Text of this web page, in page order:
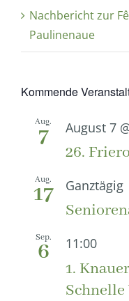
Nachbericht zur
Paulinenaue
Kommende
Aug.
7 August 7
26.
Aug.
17 Ganztägig
Sep.
6 11:00
1.